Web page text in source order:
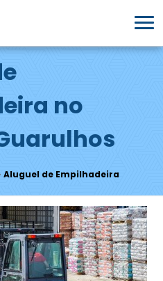
no
Aluguel de Empilhadeira